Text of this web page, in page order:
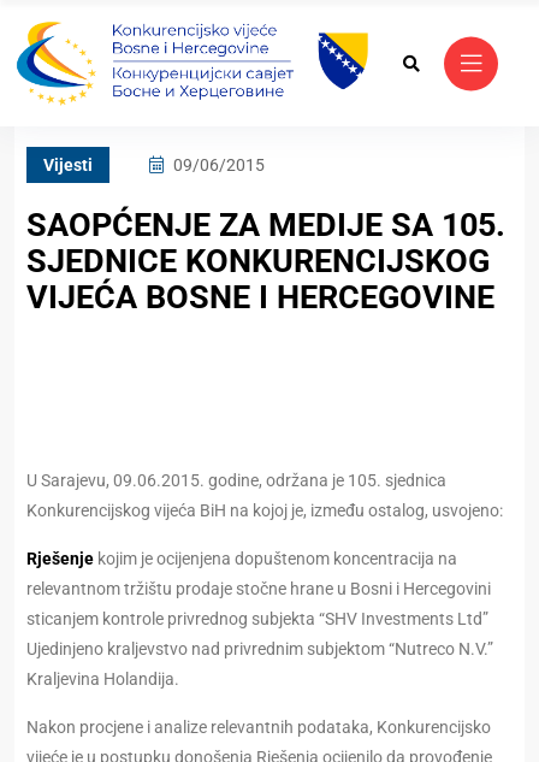
Vijesti 09/06/2015
SAOPĆENJE ZA MEDIJE SA 105.
SJEDNICE KONKURENCIJSKOG
VIJEĆA BOSNE I HERCEGOVINE
U Sarajevu, 09.06.2015. godine, održana je 105. sjednica
Konkurencijskog vijeća BiH na kojoj je, između ostalog, usvojeno:
Rješenje kojim je ocijenjena dopuštenom koncentracija na
relevantnom tržištu prodaje stočne hrane u Bosni i Hercegovini
sticanjem kontrole privrednog subjekta “SHV Investments Ltd”
Ujedinjeno kraljevstvo nad privrednim subjektom “Nutreco N.V.”
Kraljevina Holandija.
Nakon procjene i analize relevantnih podataka, Konkurencijsko
vijeće je u postupku donošenja Rješenja ocijenilo da provođenje